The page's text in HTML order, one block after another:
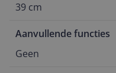
39 cm
Aanvullende functies
Geen